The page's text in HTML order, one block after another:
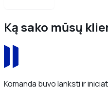
Ką sako mūsų
Komanda buvo lanksti ir